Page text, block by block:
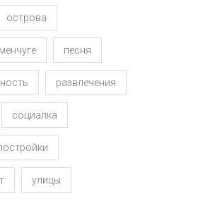
острова
песня
развлечения
социалка
улицы